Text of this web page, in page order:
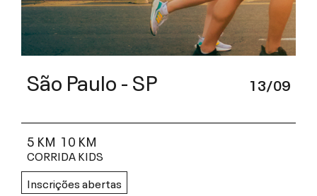
São Paulo - SP 13/09
5 KM 10 KM
CORRIDA KIDS
Inscrições abertas